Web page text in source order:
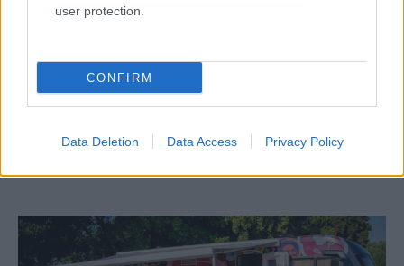
user protection.
CONFIRM
Data Deletion Data Access Privacy Policy
Egy különleges családi járattal 140 új
alijázó érkezett Izraelbe